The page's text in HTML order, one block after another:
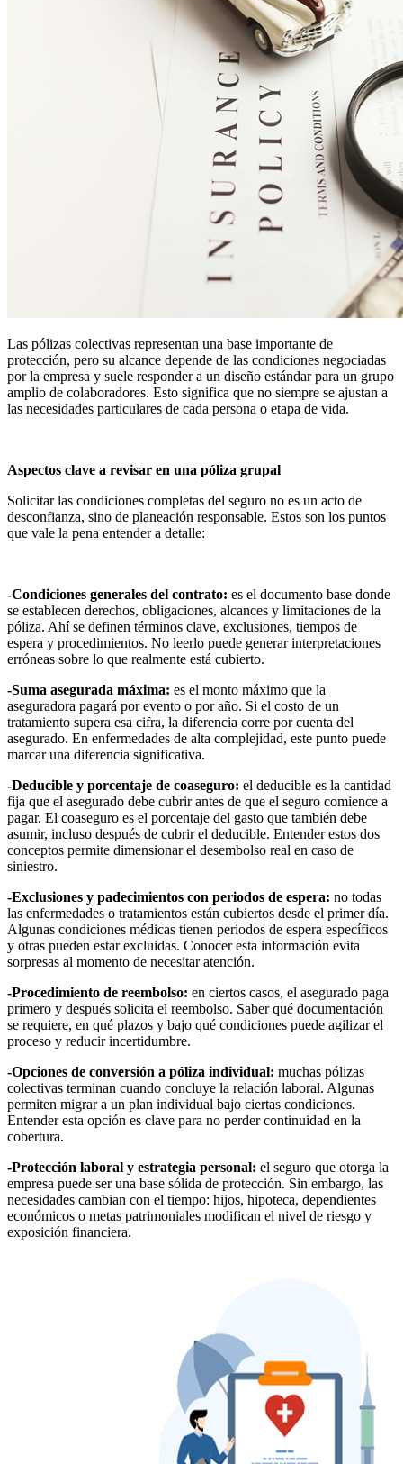
Las pólizas colectivas representan una base importante de
protección, pero su alcance depende de las condiciones negociadas
por la empresa y suele responder a un diseño estándar para un grupo
amplio de colaboradores. Esto significa que no siempre se ajustan a
las necesidades particulares de cada persona o etapa de vida.
Aspectos clave a revisar en una póliza grupal
Solicitar las condiciones completas del seguro no es un acto de
desconfianza, sino de planeación responsable. Estos son los puntos
que vale la pena entender a detalle:
-Condiciones generales del contrato: es el documento base donde
se establecen derechos, obligaciones, alcances y limitaciones de la
póliza. Ahí se definen términos clave, exclusiones, tiempos de
espera y procedimientos. No leerlo puede generar interpretaciones
erróneas sobre lo que realmente está cubierto.
-Suma asegurada máxima: es el monto máximo que la
aseguradora pagará por evento o por año. Si el costo de un
tratamiento supera esa cifra, la diferencia corre por cuenta del
asegurado. En enfermedades de alta complejidad, este punto puede
marcar una diferencia significativa.
-Deducible y porcentaje de coaseguro: el deducible es la cantidad
fija que el asegurado debe cubrir antes de que el seguro comience a
pagar. El coaseguro es el porcentaje del gasto que también debe
asumir, incluso después de cubrir el deducible. Entender estos dos
conceptos permite dimensionar el desembolso real en caso de
siniestro.
-Exclusiones y padecimientos con periodos de espera: no todas
las enfermedades o tratamientos están cubiertos desde el primer día.
Algunas condiciones médicas tienen periodos de espera específicos
y otras pueden estar excluidas. Conocer esta información evita
sorpresas al momento de necesitar atención.
-Procedimiento de reembolso: en ciertos casos, el asegurado paga
primero y después solicita el reembolso. Saber qué documentación
se requiere, en qué plazos y bajo qué condiciones puede agilizar el
proceso y reducir incertidumbre.
-Opciones de conversión a póliza individual: muchas pólizas
colectivas terminan cuando concluye la relación laboral. Algunas
permiten migrar a un plan individual bajo ciertas condiciones.
Entender esta opción es clave para no perder continuidad en la
cobertura.
-Protección laboral y estrategia personal: el seguro que otorga la
empresa puede ser una base sólida de protección. Sin embargo, las
necesidades cambian con el tiempo: hijos, hipoteca, dependientes
económicos o metas patrimoniales modifican el nivel de riesgo y
exposición financiera.